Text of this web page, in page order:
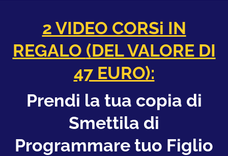
2 VIDEO CORSi IN
REGALO (DEL VALORE DI
47 EURO):
Prendi la tua copia di
Smettila di
Programmare tuo Figlio